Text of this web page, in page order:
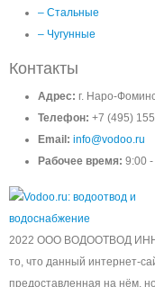
– Стальные
– Чугунные
Контакты
Адрес: г. Наро-
Телефон: +7 (495)
Email: info@vodoo.ru
Рабочее время: 9:00
2022 ООО ВОДООТВОД ИНН
то, что данный интернет-
предоставленная на нём,